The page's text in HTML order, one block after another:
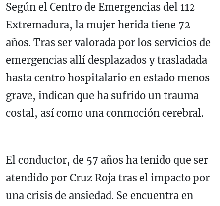
Según el Centro de Emergencias del 112
Extremadura, la mujer herida tiene 72
años. Tras ser valorada por los servicios de
emergencias allí desplazados y trasladada
hasta centro hospitalario en estado menos
grave, indican que ha sufrido un trauma
costal, así como una conmoción cerebral.
El conductor, de 57 años ha tenido que ser
atendido por Cruz Roja tras el impacto por
una crisis de ansiedad. Se encuentra en